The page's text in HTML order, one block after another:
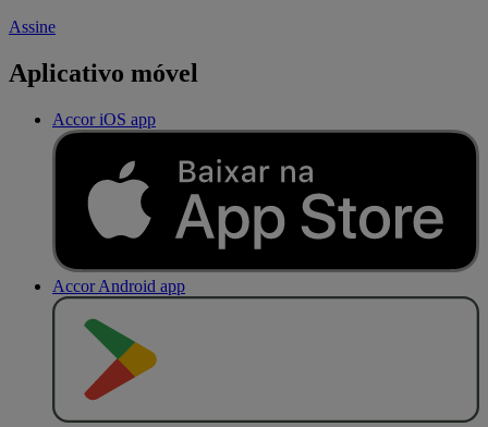
Assine
Aplicativo móvel
Accor iOS app
Accor Android app